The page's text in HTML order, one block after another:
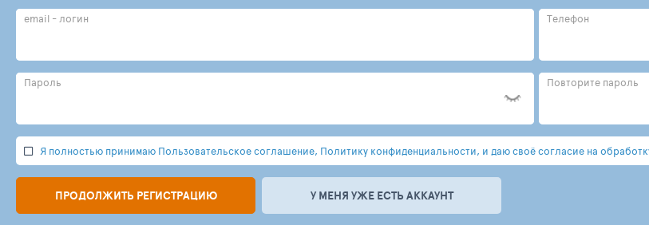
email - логин Телефон
Пароль Повторите пароль
Я полностью принимаю Пользовательское соглашение, Политику конфиденциальности, и даю своё согласие на
ПРОДОЛЖИТЬ РЕГИСТРАЦИЮ У МЕНЯ УЖЕ ЕСТЬ АККАУНТ